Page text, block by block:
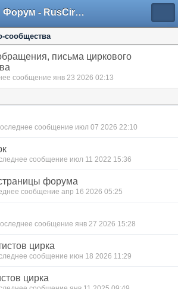
Форум - RusCircus.ru
сообщества
письма циркового
сообщение янв 23 2026 02:13
сообщение июл 07 2026 22:10
сообщение июл 11 2022 15:36
форума
сообщение апр 16 2026 05:25
сообщение янв 27 2026 15:28
цирка
сообщение июн 18 2026 11:29
цирка